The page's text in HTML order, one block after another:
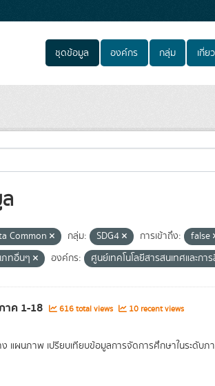
ชุดข้อมูล องค์กร กลุ่ม เกี่ย
Common กลุ่ม: SDG4 การเข้าถึง:
false
ภทอื่นๆ องค์กร: ศูนย์เทคโนโลยีสารสนเทศและก
าค 1-18 616 total views 10 recent views
ง แผนภาพ เปรียบเทียบข้อมูลการจัดการศึกษาในระดั